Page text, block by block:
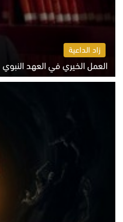
زاد الداعية
العمل الخيري في العهد النبوي
الاثنين 10 أغسطس 2026 10:55 ص